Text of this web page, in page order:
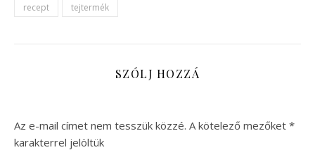
recept
tejtermék
SZÓLJ HOZZÁ
Az e-mail címet nem tesszük közzé. A kötelező mezőket *
karakterrel jelöltük